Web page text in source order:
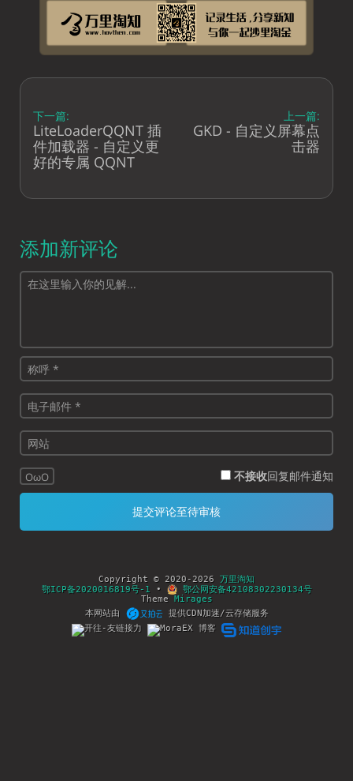
下一篇:
LiteLoaderQQNT 插
件加载器 - 自定义更
好的专属 QQNT
上一篇:
GKD - 自定义屏幕点
击器
添加新评论
OωO 不接收回复邮件通知
Copyright © 2020-2026 万里淘知
鄂ICP备2020016819号-1 •
鄂公网安备42108302230134号
Theme Mirages
本网站由
提供CDN加速/云存储服务